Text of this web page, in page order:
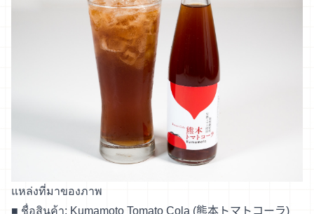
แหล่งที่มาของภาพ
■ ชื่อสินค้า: Kumamoto Tomato Cola (熊本トマトコーラ)